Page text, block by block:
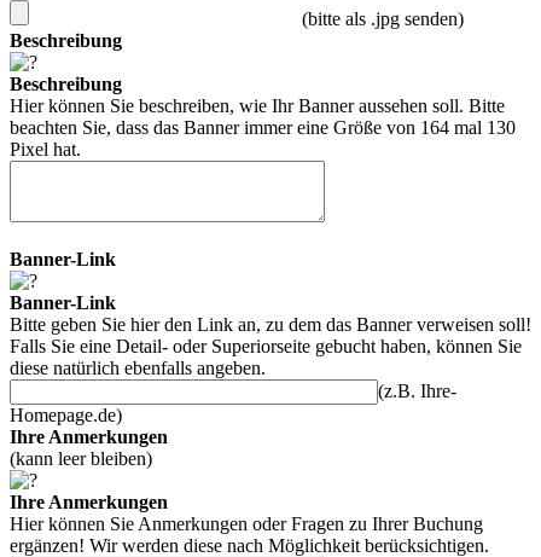
(bitte als .jpg senden)
Beschreibung
Beschreibung
Hier können Sie beschreiben, wie Ihr Banner aussehen soll. Bitte
beachten Sie, dass das Banner immer eine Größe von 164 mal 130
Pixel hat.
Banner-Link
Banner-Link
Bitte geben Sie hier den Link an, zu dem das Banner verweisen soll!
Falls Sie eine Detail- oder Superiorseite gebucht haben, können Sie
diese natürlich ebenfalls angeben.
(z.B. Ihre-
Homepage.de)
Ihre Anmerkungen
(kann leer bleiben)
Ihre Anmerkungen
Hier können Sie Anmerkungen oder Fragen zu Ihrer Buchung
ergänzen! Wir werden diese nach Möglichkeit berücksichtigen.